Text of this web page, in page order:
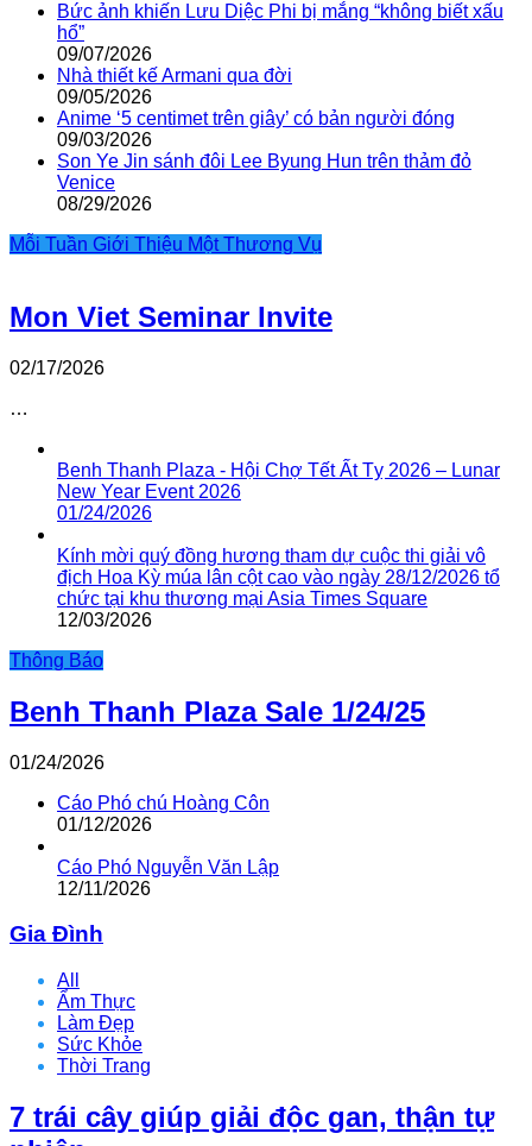
Bức ảnh khiến Lưu Diệc Phi bị mắng “không biết xấu
hổ”
09/07/2026
Nhà thiết kế Armani qua đời
09/05/2026
Anime ‘5 centimet trên giây’ có bản người đóng
09/03/2026
Son Ye Jin sánh đôi Lee Byung Hun trên thảm đỏ
Venice
08/29/2026
Mỗi Tuần Giới Thiệu Một Thương Vụ
Mon Viet Seminar Invite
02/17/2026
…
Benh Thanh Plaza - Hội Chợ Tết Ất Tỵ 2026 – Lunar
New Year Event 2026
01/24/2026
Kính mời quý đồng hương tham dự cuộc thi giải vô
địch Hoa Kỳ múa lân cột cao vào ngày 28/12/2026 tổ
chức tại khu thương mại Asia Times Square
12/03/2026
Thông Báo
Benh Thanh Plaza Sale 1/24/25
01/24/2026
Cáo Phó chú Hoàng Côn
01/12/2026
Cáo Phó Nguyễn Văn Lập
12/11/2026
Gia Đình
All
Ẩm Thực
Làm Đẹp
Sức Khỏe
Thời Trang
7 trái cây giúp giải độc gan, thận tự